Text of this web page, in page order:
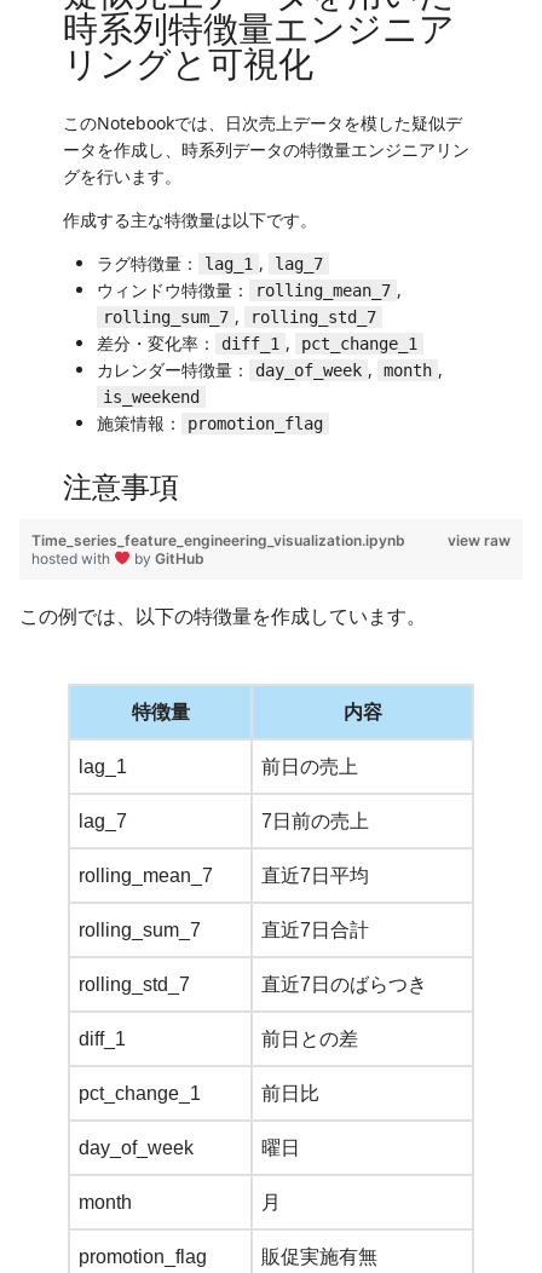
view raw
Time_series_feature_engineering_visualization.ipynb
hosted with
by GitHub
この例では、以下の特徴量を作成しています。
特徴量 内容
lag_1 前日の売上
lag_7 7日前の売上
rolling_mean_7 直近7日平均
rolling_sum_7 直近7日合計
rolling_std_7 直近7日のばらつき
diff_1 前日との差
pct_change_1 前日比
day_of_week 曜日
month 月
promotion_flag 販促実施有無